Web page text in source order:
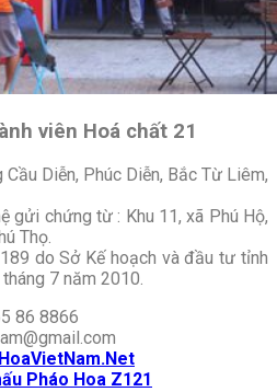
viên Hoá chất 21
Diễn, Phúc Diễn, Bắc Từ Liêm,
gửi chứng từ : Khu 11, xã Phú Hộ,
Thọ.
do Sở Kế hoạch và đầu tư tỉnh
7 năm 2010.
86 8866
Pháo Hoa Z121